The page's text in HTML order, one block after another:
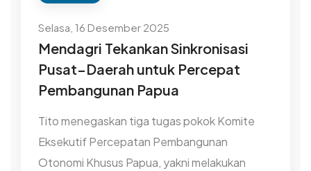
Selasa, 16 Desember 2025
Mendagri Tekankan Sinkronisasi
Pusat–Daerah untuk Percepat
Pembangunan Papua
Tito menegaskan tiga tugas pokok Komite
Eksekutif Percepatan Pembangunan
Otonomi Khusus Papua, yakni melakukan